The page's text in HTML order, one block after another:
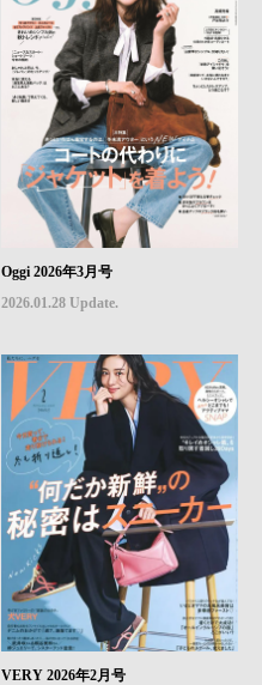
Oggi 2026年3月号
2026.01.28 Update.
VERY 2026年2月号